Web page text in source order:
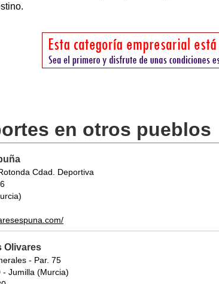
en otros pueblos
Cdad. Deportiva
Olivares
- Par. 75
- Jumilla (Murcia)